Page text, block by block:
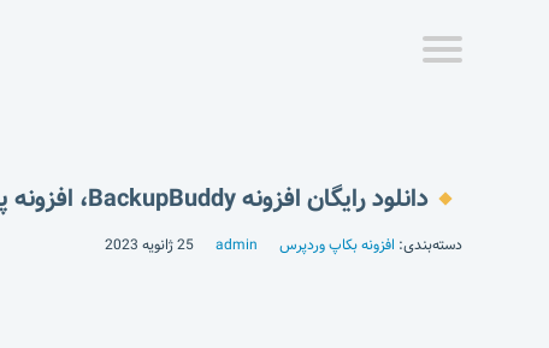
دانلود رایگان افزونه BackupBuddy، افزونه پشتیبان گیری بک آپ بادی
دسته‌بندی: افزونه بکاپ وردپرس admin 25 ژانویه 2023